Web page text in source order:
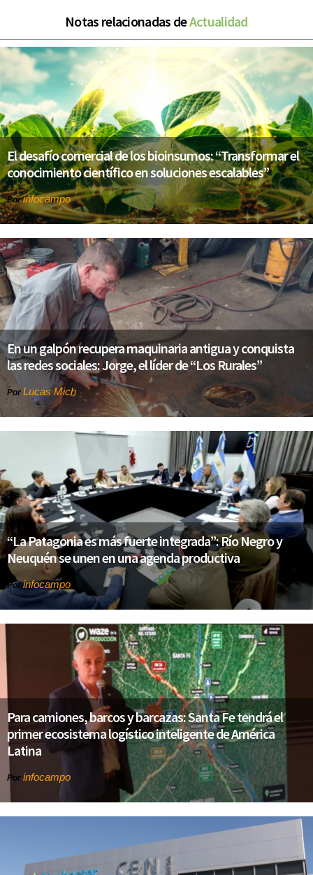
Notas relacionadas deActualidad
El desafío comercial de los bioinsumos: “Transformar el
conocimiento científico en soluciones escalables”
Porinfocampo
En un galpón recupera maquinaria antigua y conquista
las redes sociales: Jorge, el líder de “Los Rurales”
Por Lucas Mich
“La Patagonia es más fuerte integrada”: Río Negro y
Neuquén se unen en una agenda productiva
Porinfocampo
Para camiones, barcos y barcazas: Santa Fe tendrá el
primer ecosistema logístico inteligente de América
Latina
Por infocampo